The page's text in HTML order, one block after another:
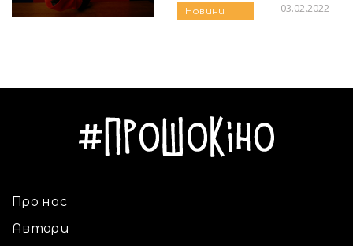
Новини
Серіали
03.02.2022
Про нас
Автори